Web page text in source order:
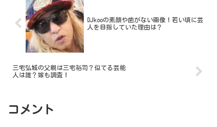
DJkooの素顔や歯がない画像！若い頃に芸
人を目指していた理由は？
三宅弘城の父親は三宅裕司？似てる芸能
人は誰？嫁も調査！
コメント